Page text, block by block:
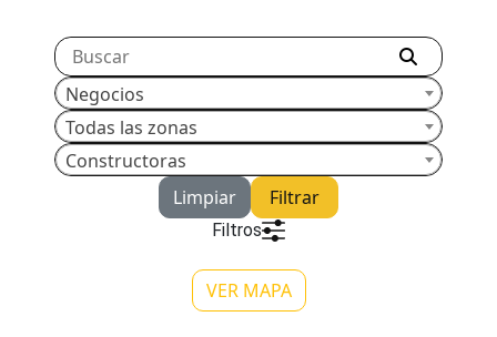
Filtros
Negocios
Todas las zonas
Constructoras
Limpiar
Filtrar
VER MAPA